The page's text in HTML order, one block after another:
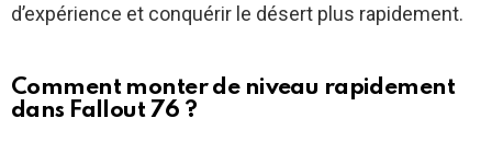
d’expérience et conquérir le désert plus rapidement.
Comment monter de niveau rapidement
dans Fallout 76 ?